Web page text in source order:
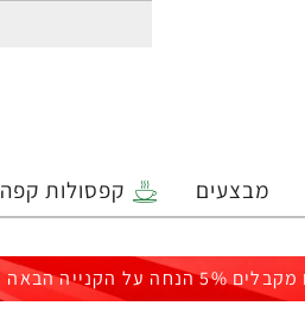
מבצעים קפסולות קפה
על הקנייה הבאה |